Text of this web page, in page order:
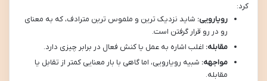
کرد:
رویارویی: شاید نزدیک ترین و ملموس ترین مترادف، که به معنای
رو در رو قرار گرفتن است.
مقابله: اغلب اشاره به عمل یا کنش فعال در برابر چیزی دارد.
مواجهه: شبیه رویارویی، اما گاهی با بار معنایی کمتر از تقابل یا
مقابله.